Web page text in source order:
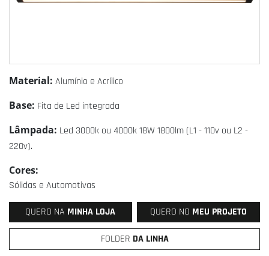
Material: Alumínio e Acrílico
Base: Fita de Led integrada
Lâmpada: Led 3000k ou 4000k 18W 1800lm (L1 - 110v ou L2 -
220v).
Cores:
Sólidas e Automotivas
QUERO NA MINHA LOJA QUERO NO MEU PROJETO
FOLDER DA LINHA